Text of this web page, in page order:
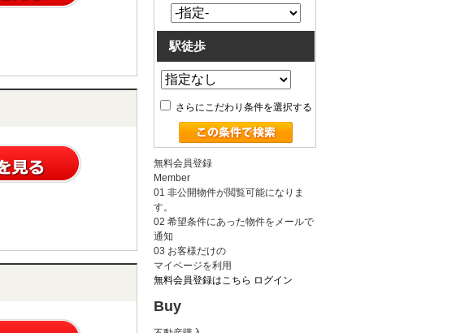
駅徒歩
さらにこだわり条件を選択する
無料会員登録
Member
01 非公開物件が閲覧可能になりま
す。
02 希望条件にあった物件をメールで
通知
03 お客様だけの
マイページを利用
無料会員登録はこちら ログイン
Buy